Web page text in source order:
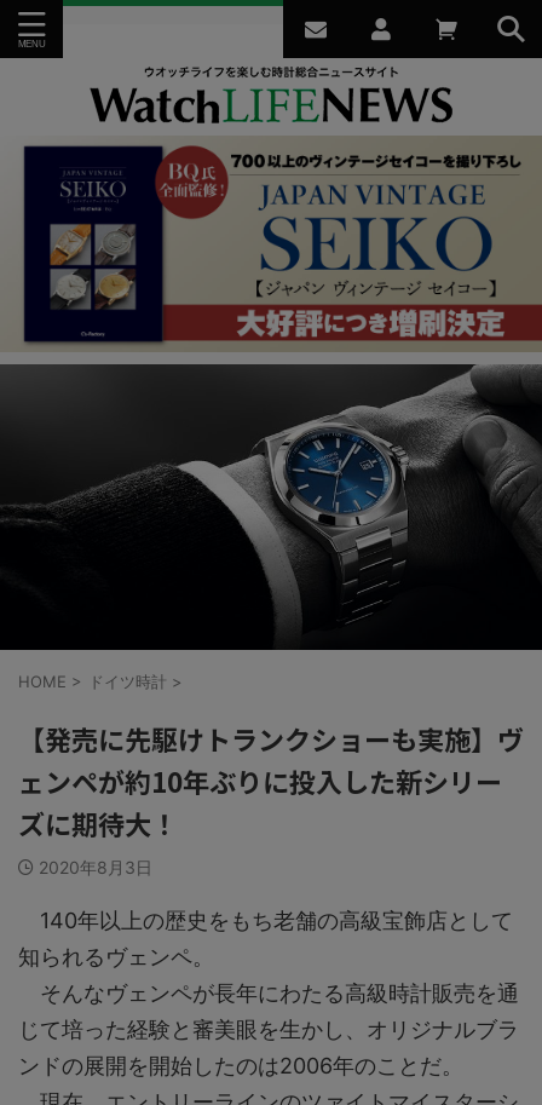
HOME > ドイツ時計 >
【発売に先駆けトランクショーも実施】ヴ
ェンペが約10年ぶりに投入した新シリー
ズに期待大！
2020年8月3日
140年以上の歴史をもち老舗の高級宝飾店として
知られるヴェンペ。
そんなヴェンペが長年にわたる高級時計販売を通
じて培った経験と審美眼を生かし、オリジナルブラ
ンドの展開を開始したのは2006年のことだ。